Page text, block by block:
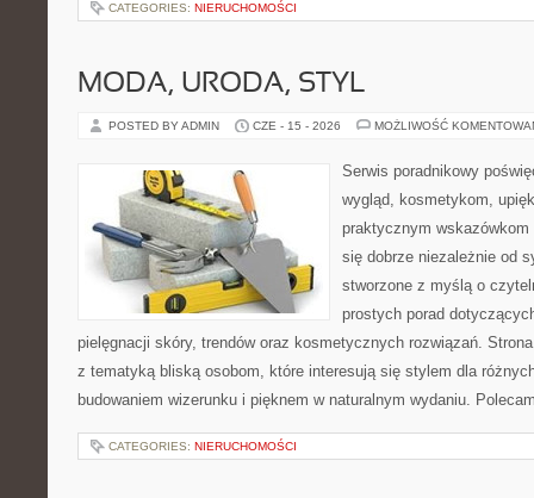
CATEGORIES: NIERUCHOMOŚCI
MODA, URODA, STYL
POSTED BY ADMIN CZE - 15 - 2026 MOŻLIWOŚĆ
Serwis poradnikowy
wygląd, kosmetykom,
praktycznym
się dobrze niezależnie od
stworzone z myślą o
prostych porad
pielęgnacji skóry, trendów oraz kosmetycznych rozwiązań.
z tematyką bliską osobom, które interesują się stylem dla
budowaniem wizerunku i pięknem w naturalnym wydaniu.
CATEGORIES: NIERUCHOMOŚCI